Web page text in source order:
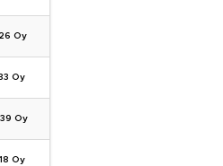
26 Oy
Oy
39 Oy
18 Oy